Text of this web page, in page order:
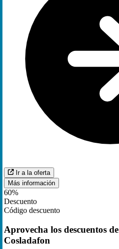
Ir a la oferta
Más información
60%
Descuento
Código descuento
Aprovecha los descuentos de
Cosladafon